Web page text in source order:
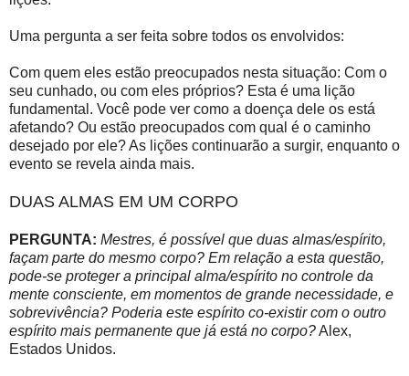
Uma pergunta a ser feita sobre todos os envolvidos:
Com quem eles estão preocupados nesta situação: Com o
seu cunhado, ou com eles próprios? Esta é uma lição
fundamental. Você pode ver como a doença dele os está
afetando? Ou estão preocupados com qual é o caminho
desejado por ele? As lições continuarão a surgir, enquanto o
evento se revela ainda mais.
DUAS ALMAS EM UM CORPO
PERGUNTA: Mestres, é possível que duas almas/espírito,
façam parte do mesmo corpo? Em relação a esta questão,
pode-se proteger a principal alma/espírito no controle da
mente consciente, em momentos de grande necessidade, e
sobrevivência? Poderia este espírito co-existir com o outro
espírito mais permanente que já está no corpo?Alex,
Estados Unidos.